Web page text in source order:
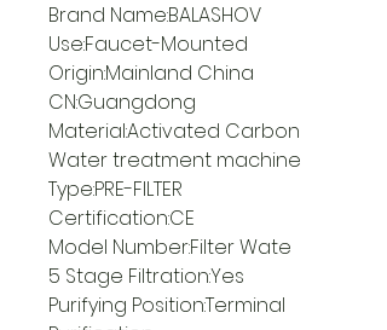
Brand Name:BALASHOV
Use:Faucet-Mounted
Origin:Mainland China
CN:Guangdong
Material:Activated Carbon
Water treatment machine
Type:PRE-FILTER
Certification:CE
Model Number:Filter Wate
5 Stage Filtration:Yes
Purifying Position:Terminal